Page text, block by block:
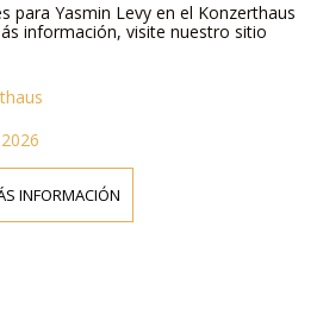
para Yasmin Levy en el Konzerthaus
información, visite nuestro sitio
INFORMACIÓN